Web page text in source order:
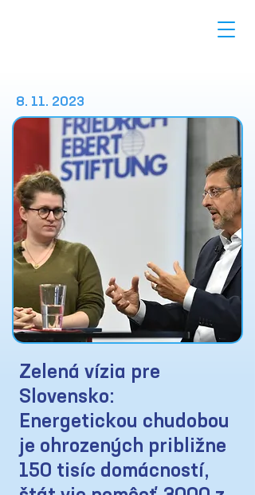
8. 11. 2023
Zelená vízia pre
Slovensko:
Energetickou chudobou
je ohrozených približne
150 tisíc domácností,